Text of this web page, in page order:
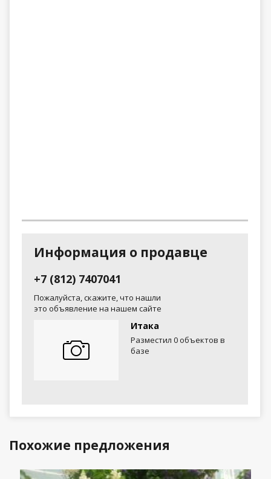
Информация о продавце
+7 (812) 7407041
Пожалуйста, скажите, что нашли
это объявление на нашем сайте
Итака
Разместил 0 объектов в
базе
Похожие предложения